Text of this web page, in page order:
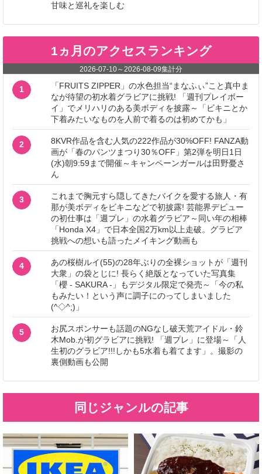
甘味と巡礼を楽しむ
1ヵ月のアクセスランキング
2026-07-10～2026-08-09集計分
1
「FRUITS ZIPPER」の水色担当“まなふぃ”こと真中ま
なが待望の初水着グラビアに挑戦! 「週刊プレイボー
イ」でメリハリのある美ボディを披露～「ビキニとか
下着みたいなものを人前で着るのは初めてかも」
2
8KVR作品を含む人気の222作品が30%OFF! FANZA動
画が「春のパンツまつり30％OFF」第2弾を明日1日
(水)朝9:59まで開催～キャンペーンガールは田野憂さ
ん
3
これまで胸元すら隠してきたバイクを愛する旅人・有
那が美ボディをビキニなどで初披露! 芸能界デビュー
の初仕事は「週プレ」の水着グラビア～同い年の相棒
「Honda X4」で日本全国2万km以上走破。グラビア
挑戦への想いも語ったメイキング動画も
4
あの桜樹ルイ(55)の28年ぶりの全裸ショットが「週刊
大衆」の袋とじに! 長らく絶版となっていた写真集
「櫻 - SAKURA -」もデジタル限定で発売～「今の私
もみたい！という声に調子にのってしまいました
(^◇^;)」
5
お尻スポンサーも話題のNGなし破天荒アイドル・鈴
木Mob.が初グラビアに挑戦! 「週プレ」に登場～「人
生初のグラビア!!!しかも5水着も着てます」。撮影の
裏側動画も公開
同じジャンルの記事